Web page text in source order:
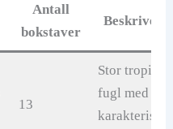
Antall
bokstaver
Beskrivelse
13
Stor tropisk
fugl med